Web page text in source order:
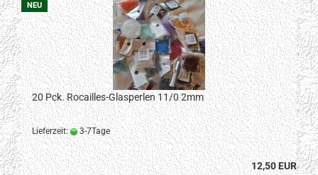
NEU
20 Pck. Rocailles-Glasperlen 11/0 2mm
Lieferzeit: 3-7Tage
12,50 EUR